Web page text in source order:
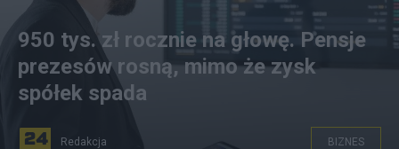
950 tys. zł rocznie na głowę. Pensje
prezesów rosną, mimo że zysk
spółek spada
Redakcja BIZNES